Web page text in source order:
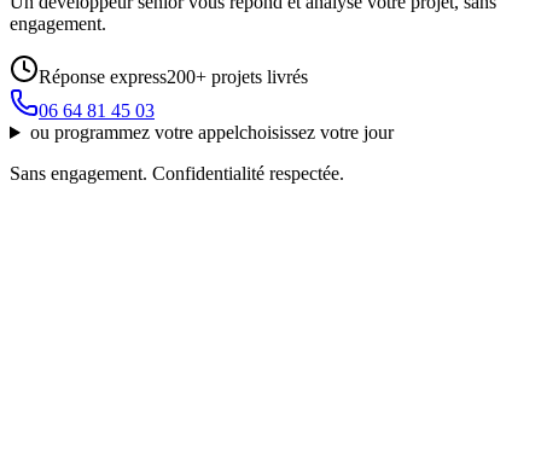
engagement.
Réponse express200+ projets livrés
06 64 81 45 03
ou programmez votre appelchoisissez votre jour
Sans engagement. Confidentialité respectée.